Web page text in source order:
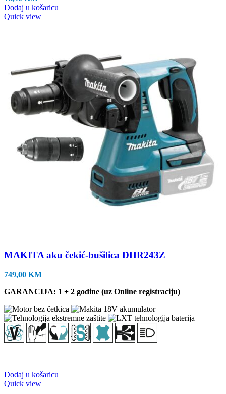
Dodaj u košaricu
Quick view
MAKITA aku čekić-bušilica DHR243Z
749,00 KM
GARANCIJA: 1 + 2 godine (uz Online registraciju)
Dodaj u košaricu
Quick view